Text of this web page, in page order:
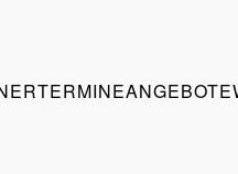
TERMINEANGEBOTE